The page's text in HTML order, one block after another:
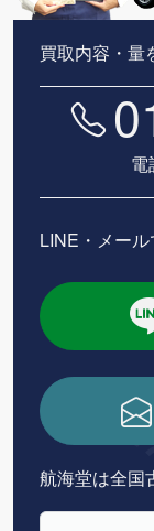
買取内容・量
電
LINE・メー
航海堂は全国